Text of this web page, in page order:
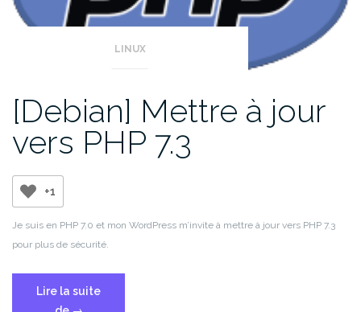
LINUX
[Debian] Mettre à jour
vers PHP 7.3
+1
Je suis en PHP 7.0 et mon WordPress m’invite à mettre à jour vers PHP 7.3
pour plus de sécurité.
Lire la suite